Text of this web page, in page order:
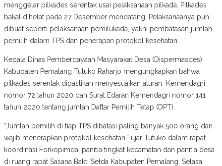
menggelar pilkades serentak usai pelaksanaan pilkada. Pilkades
bakal dihelat pada 27 Desember mendatang. Pelaksanaanya pun
dibuat seperti pelaksanaan pemilukada, yakni pembatasan jumlah
pemilih dalam TPS dan penerapan protokol kesehatan.
Kepala Dinas Pemberdayaan Masyarakat Desa (Dispermasdes)
Kabupaten Pemalang Tutuko Raharjo mengungkapkan bahwa
pilkades serentak dipastikan menyesuaikan aturan Kemendagri
nomor 72 tahun 2020 dan Surat Edaran Kemendagri nomor 141
tahun 2020 tentang jumlah Daftar Pemilih Tetap (DPT).
“Jumlah pemilih di tiap TPS dibatasi paling banyak 500 orang dan
wajib menerapkan protokol kesehatan,” ujar Tutuko dalam rapat
koordinasi Forkopimda, panitia tingkat kecamatan dan panitia desa
di ruang rapat Sasana Bakti Setda Kabupaten Pemalang, Selasa